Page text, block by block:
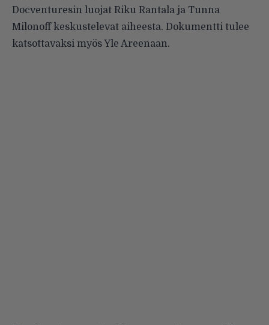
Docventuresin luojat Riku Rantala ja Tunna
Milonoff keskustelevat aiheesta. Dokumentti tulee
katsottavaksi myös Yle Areenaan.